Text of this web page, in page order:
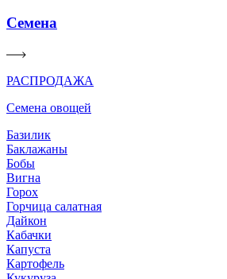
Семена
РАСПРОДАЖА
Семена овощей
Базилик
Баклажаны
Бобы
Вигна
Горох
Горчица салатная
Дайкон
Кабачки
Капуста
Картофель